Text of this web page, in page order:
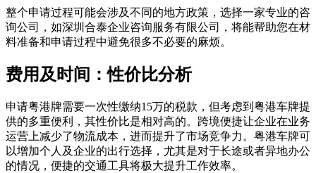
整个申请过程可能会涉及不同的地方政策，选择一家专业的咨
询公司，如深圳合泰企业咨询服务有限公司，将能帮助您在材
料准备和申请过程中避免很多不必要的麻烦。
费用及时间：性价比分析
申请粤港牌需要一次性缴纳15万的税款，但考虑到粤港车牌提
供的多重便利，其性价比是相对高的。跨境便捷让企业在业务
运营上减少了物流成本，进而提升了市场竞争力。粤港车牌可
以增加个人及企业的出行选择，尤其是对于长途或者异地办公
的情况，便捷的交通工具将极大提升工作效率。